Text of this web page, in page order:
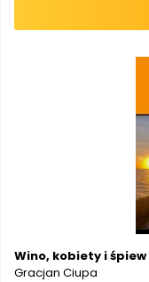
Wino, kobiety i śpiew
Gracjan Ciupa